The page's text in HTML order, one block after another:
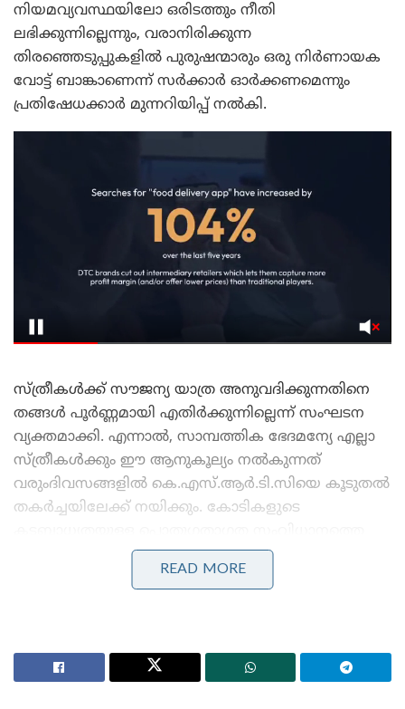
നിയമവ്യവസ്ഥയിലോ ഒരിടത്തും നീതി
ലഭിക്കുന്നില്ലെന്നും, വരാനിരിക്കുന്ന
തിരഞ്ഞെടുപ്പുകളിൽ പുരുഷന്മാരും ഒരു നിർണായക
വോട്ട് ബാങ്കാണെന്ന് സർക്കാർ ഓർക്കണമെന്നും
പ്രതിഷേധക്കാർ മുന്നറിയിപ്പ് നൽകി.
സ്ത്രീകൾക്ക് സൗജന്യ യാത്ര അനുവദിക്കുന്നതിനെ
തങ്ങൾ പൂർണ്ണമായി എതിർക്കുന്നില്ലെന്ന് സംഘടന
വ്യക്തമാക്കി. എന്നാൽ, സാമ്പത്തിക ഭേദമന്യേ എല്ലാ
സ്ത്രീകൾക്കും ഈ ആനുകൂല്യം നൽകുന്നത്
വരുംദിവസങ്ങളിൽ കെ.എസ്.ആർ.ടി.സിയെ കൂടുതൽ
തകർച്ചയിലേക്ക് നയിക്കും. കോടികളുടെ
സംരക്ഷിക്കാനും അതേസമയം ജനങ്ങൾക്ക്
തുല്യനീതി ഉറപ്പാക്കാനും സർക്കാർ തയ്യാറാകണം.
ആനുകൂല്യം പരിമിതപ്പെടുത്തണമെന്നാണ്
സംഘടനയുടെ പ്രധാന ആവശ്യം. സൗജന്യങ്ങൾ
READ MORE